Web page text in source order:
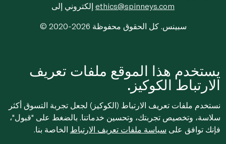
ethics@spinneys.com
© 2020-2026 سبينس. كل الحقوق محفوظة
يستخدم هذا الموقع ملفات تعريف
الارتباط الكوكيز.
نستخدم ملفات تعريف الارتباط (الكوكيز) لجعل تجربة التسوق أكثر
سلاسة، وتخصيص تجربتك، وتحسين خدماتنا. بالضغط على "قبول"،
فإنك توافق على سياسة ملفات تعريف الارتباط الخاصة بنا.